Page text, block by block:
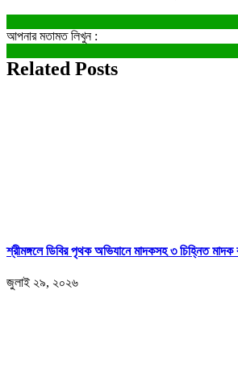
আপনার মতামত লিখুন :
Related Posts
শ্রীমঙ্গলে ডিবির পৃথক অভিযানে মাদকসহ ৩ চিহ্নিত মাদক
জুলাই ২৯, ২০২৬